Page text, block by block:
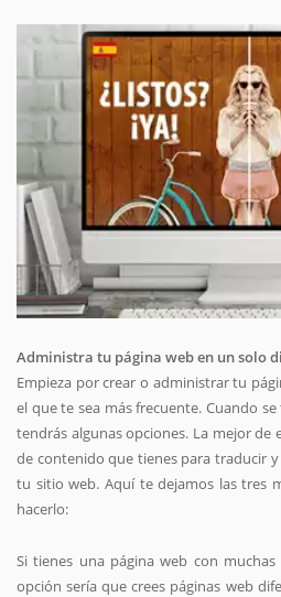
Administra tu página web en un solo
Empieza por crear o administrar tu
el que te sea más frecuente. Cuando
tendrás algunas opciones. La mejor de
de contenido que tienes para traducir
tu sitio web. Aquí te dejamos las tres
hacerlo:
Si tienes una página web con
opción sería que crees páginas web